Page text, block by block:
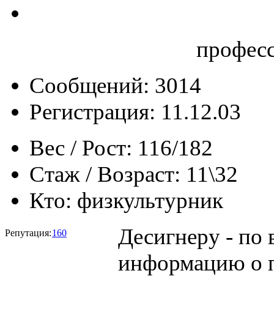
Сообщений: 3014
Регистрация: 11.12.03
Вес / Рост: 116/182
Стаж / Возраст: 11\32
Кто: физкультурник
Репутация:160
Десигнеру -
информацию о